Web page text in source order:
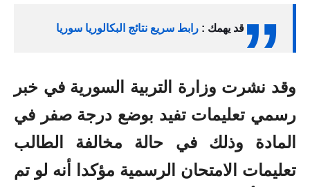
قد يهمك : رابط سريع نتائج البكالوريا سوريا
وقد نشرت وزارة التربية السورية في خبر
رسمي تعليمات تفيد بوضع درجة صفر في
المادة وذلك في حالة مخالفة الطالب
تعليمات الامتحان الرسمية مؤكدا أنه لو تم